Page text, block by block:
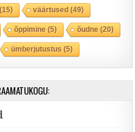
väärtused(49)
õppimine (5) õudne (20)
ümberjutustus (5)